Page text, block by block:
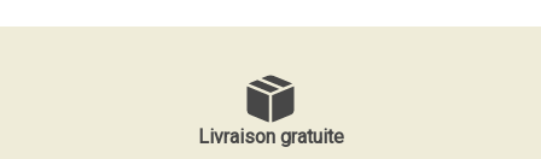
Livraison gratuite